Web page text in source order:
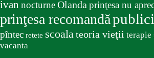
ivan nocturneOlanda prinţesa nu
prinţesa recomandă
pîntec retete scoalateoria vieţii terapie
vacanta